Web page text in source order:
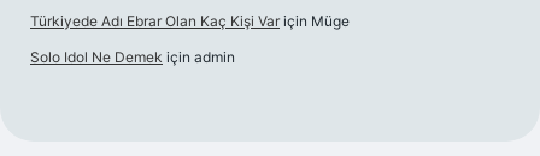
Türkiyede Adı Ebrar Olan Kaç Kişi Var için Müge
Solo Idol Ne Demek için admin